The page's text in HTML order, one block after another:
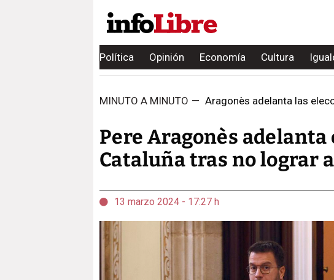
Política Opinión Economía Cultura
MINUTO A MINUTO — Aragonès adelanta las
Pere Aragonès adelanta
Cataluña tras no lograr
13 marzo 2024 - 17:27 h